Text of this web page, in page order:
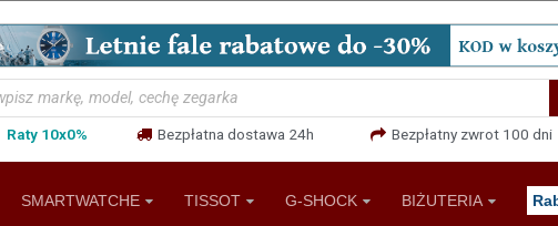
Raty 10x0% Bezpłatna dostawa 24h Bezpłatny zwrot 100 dni
SMARTWATCHE TISSOT G-SHOCK BIŻUTERIA